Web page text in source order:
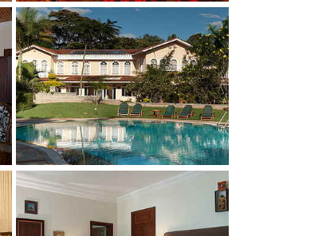
Show larger version
Show larger version